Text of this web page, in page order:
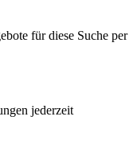
für diese Suche per
jederzeit